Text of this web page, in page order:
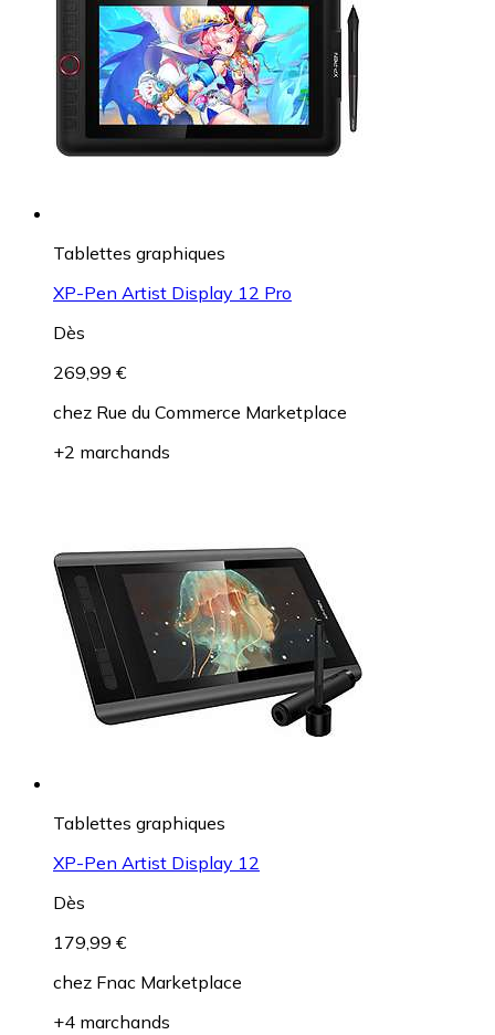
Tablettes graphiques
XP-Pen Artist Display 12 Pro
Dès
269,99 €
chez Rue du Commerce Marketplace
+2 marchands
Tablettes graphiques
XP-Pen Artist Display 12
Dès
179,99 €
chez Fnac Marketplace
+4 marchands